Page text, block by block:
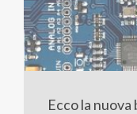
Ecco la